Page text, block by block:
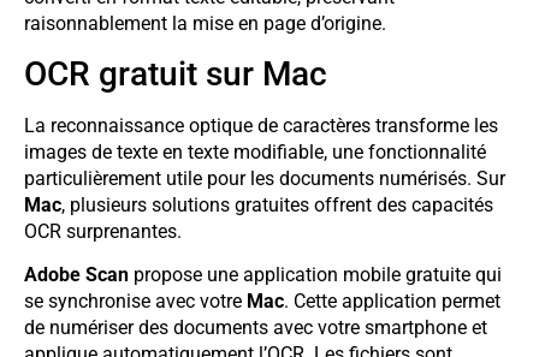
raisonnablement la mise en page d’origine.
OCR gratuit sur Mac
La reconnaissance optique de caractères transforme les
images de texte en texte modifiable, une fonctionnalité
particulièrement utile pour les documents numérisés. Sur
Mac, plusieurs solutions gratuites offrent des capacités
OCR surprenantes.
Adobe Scan propose une application mobile gratuite qui
se synchronise avec votre Mac. Cette application permet
de numériser des documents avec votre smartphone et